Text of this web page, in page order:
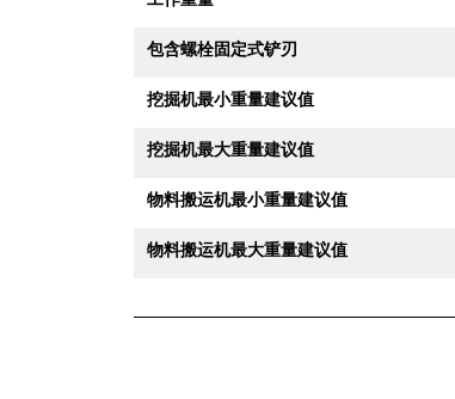
包含螺栓固定式铲刃
挖掘机最小重量建议值
挖掘机最大重量建议值
物料搬运机最小重量建议值
物料搬运机最大重量建议值